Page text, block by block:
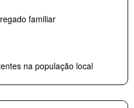
familiar
na população local